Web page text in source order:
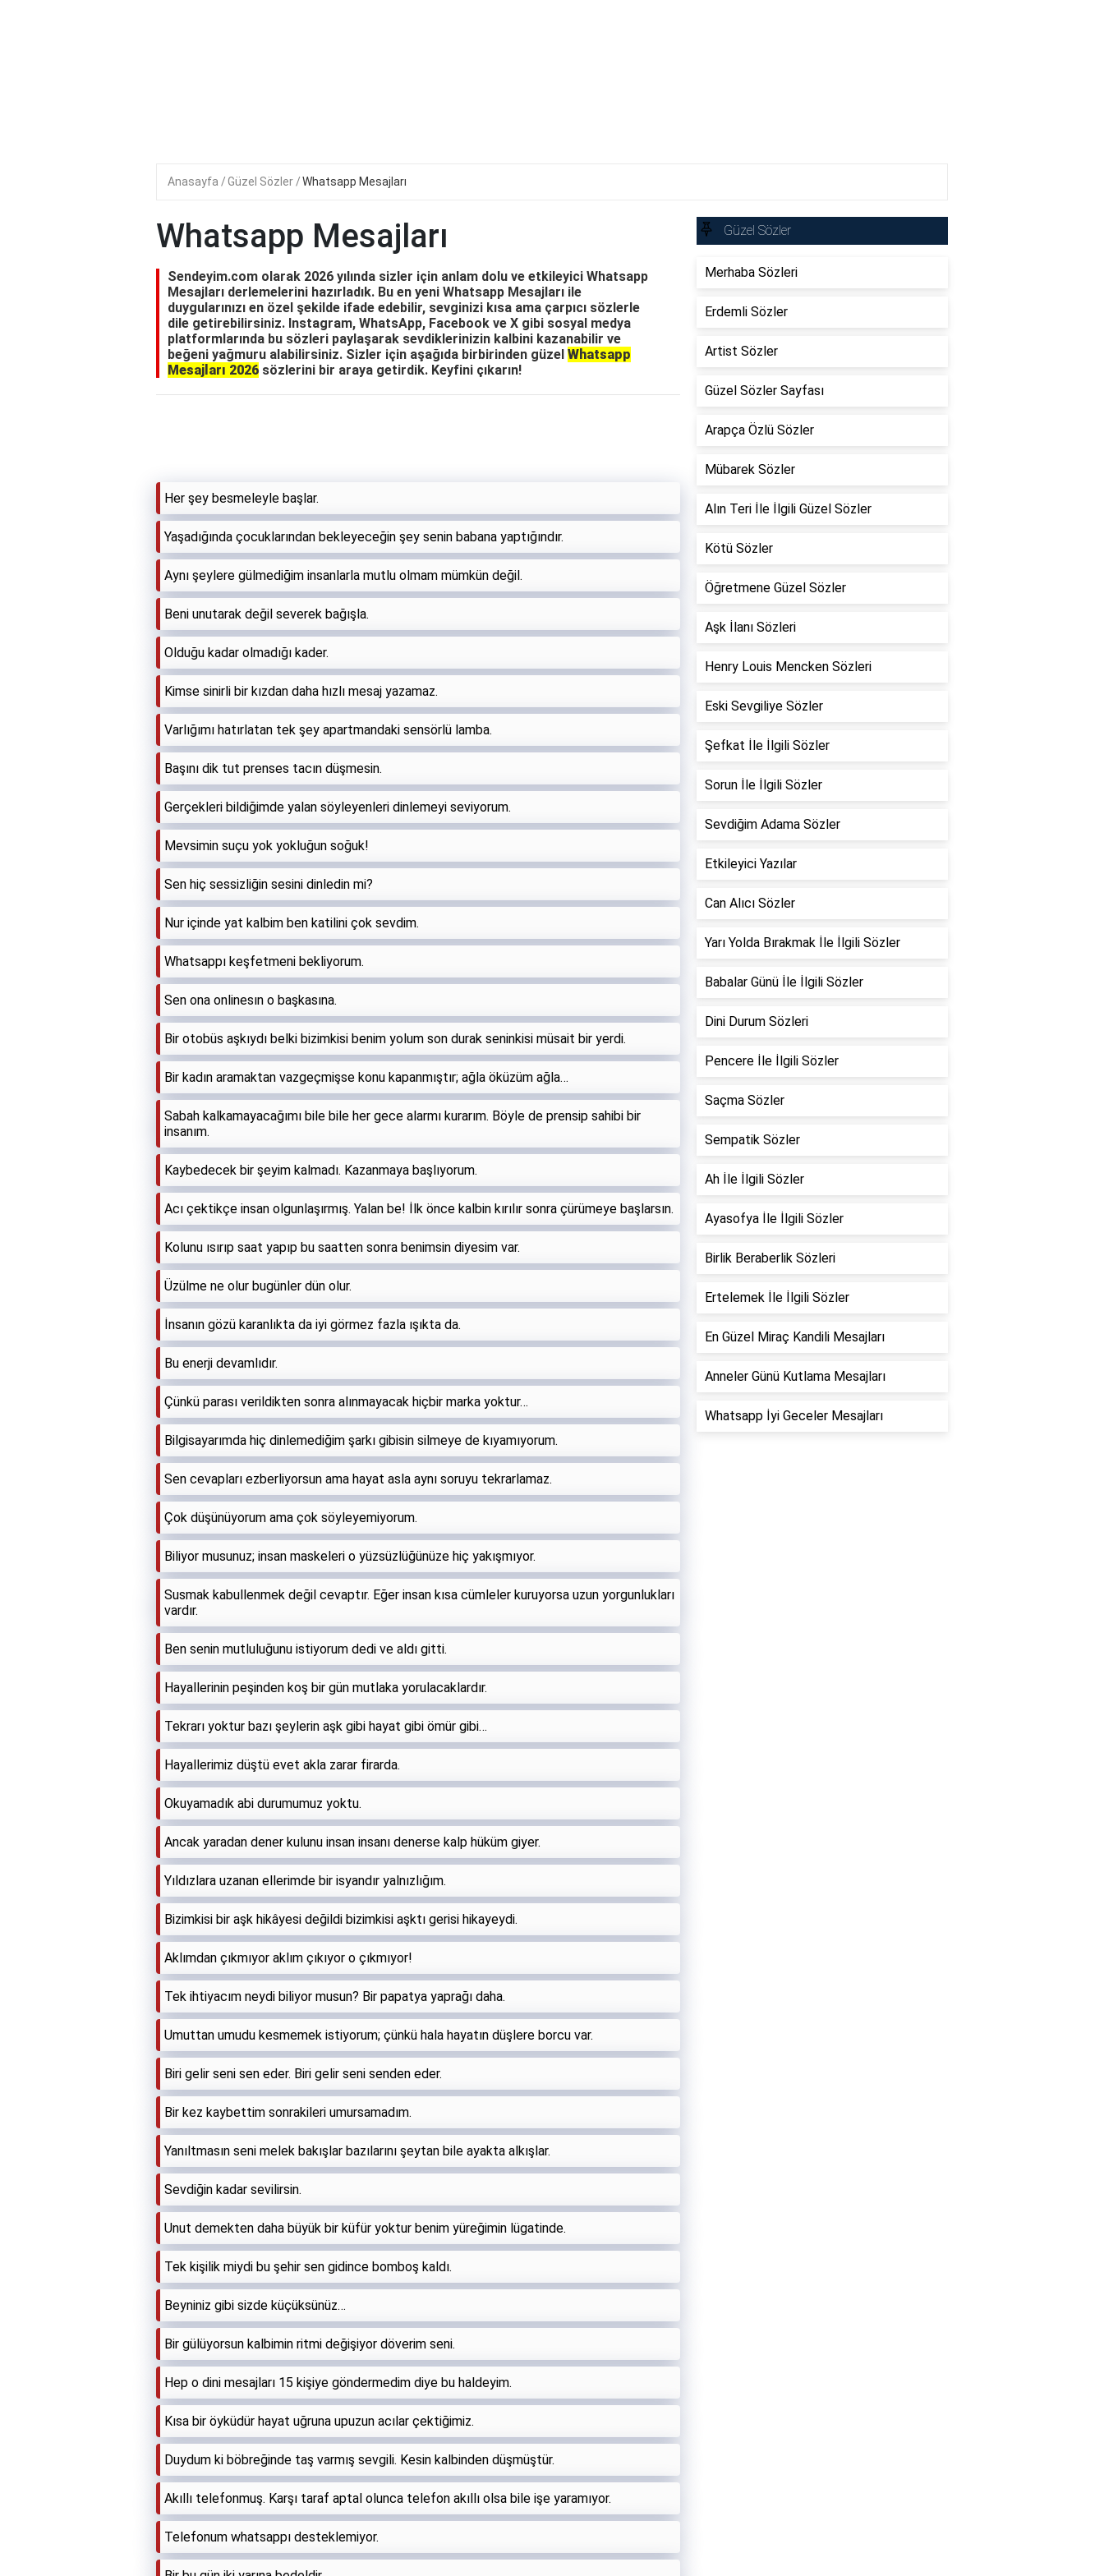
Anasayfa Güzel Sözler Whatsapp Mesajları
Whatsapp Mesajları
Sendeyim.com olarak 2026 yılında sizler için anlam dolu ve etkileyici Whatsapp
Mesajları derlemelerini hazırladık. Bu en yeni Whatsapp Mesajları ile
duygularınızı en özel şekilde ifade edebilir, sevginizi kısa ama çarpıcı sözlerle
dile getirebilirsiniz. Instagram, WhatsApp, Facebook ve X gibi sosyal medya
platformlarında bu sözleri paylaşarak sevdiklerinizin kalbini kazanabilir ve
beğeni yağmuru alabilirsiniz. Sizler için aşağıda birbirinden güzel Whatsapp
Mesajları 2026 sözlerini bir araya getirdik. Keyfini çıkarın!
Her şey besmeleyle başlar.
Yaşadığında çocuklarından bekleyeceğin şey senin babana yaptığındır.
Aynı şeylere gülmediğim insanlarla mutlu olmam mümkün değil.
Beni unutarak değil severek bağışla.
Olduğu kadar olmadığı kader.
Kimse sinirli bir kızdan daha hızlı mesaj yazamaz.
Varlığımı hatırlatan tek şey apartmandaki sensörlü lamba.
Başını dik tut prenses tacın düşmesin.
Gerçekleri bildiğimde yalan söyleyenleri dinlemeyi seviyorum.
Mevsimin suçu yok yokluğun soğuk!
Sen hiç sessizliğin sesini dinledin mi?
Nur içinde yat kalbim ben katilini çok sevdim.
Whatsappı keşfetmeni bekliyorum.
Sen ona onlinesın o başkasına.
Bir otobüs aşkıydı belki bizimkisi benim yolum son durak seninkisi müsait bir yerdi.
Bir kadın aramaktan vazgeçmişse konu kapanmıştır; ağla öküzüm ağla…
Sabah kalkamayacağımı bile bile her gece alarmı kurarım. Böyle de prensip sahibi bir
insanım.
Kaybedecek bir şeyim kalmadı. Kazanmaya başlıyorum.
Acı çektikçe insan olgunlaşırmış. Yalan be! İlk önce kalbin kırılır sonra çürümeye başlarsın.
Kolunu ısırıp saat yapıp bu saatten sonra benimsin diyesim var.
Üzülme ne olur bugünler dün olur.
İnsanın gözü karanlıkta da iyi görmez fazla ışıkta da.
Bu enerji devamlıdır.
Çünkü parası verildikten sonra alınmayacak hiçbir marka yoktur…
Bilgisayarımda hiç dinlemediğim şarkı gibisin silmeye de kıyamıyorum.
Sen cevapları ezberliyorsun ama hayat asla aynı soruyu tekrarlamaz.
Çok düşünüyorum ama çok söyleyemiyorum.
Biliyor musunuz; insan maskeleri o yüzsüzlüğünüze hiç yakışmıyor.
Susmak kabullenmek değil cevaptır. Eğer insan kısa cümleler kuruyorsa uzun yorgunlukları
vardır.
Ben senin mutluluğunu istiyorum dedi ve aldı gitti.
Hayallerinin peşinden koş bir gün mutlaka yorulacaklardır.
Tekrarı yoktur bazı şeylerin aşk gibi hayat gibi ömür gibi…
Hayallerimiz düştü evet akla zarar firarda.
Okuyamadık abi durumumuz yoktu.
Ancak yaradan dener kulunu insan insanı denerse kalp hüküm giyer.
Yıldızlara uzanan ellerimde bir isyandır yalnızlığım.
Bizimkisi bir aşk hikâyesi değildi bizimkisi aşktı gerisi hikayeydi.
Aklımdan çıkmıyor aklım çıkıyor o çıkmıyor!
Tek ihtiyacım neydi biliyor musun? Bir papatya yaprağı daha.
Umuttan umudu kesmemek istiyorum; çünkü hala hayatın düşlere borcu var.
Biri gelir seni sen eder. Biri gelir seni senden eder.
Bir kez kaybettim sonrakileri umursamadım.
Yanıltmasın seni melek bakışlar bazılarını şeytan bile ayakta alkışlar.
Sevdiğin kadar sevilirsin.
Unut demekten daha büyük bir küfür yoktur benim yüreğimin lügatinde.
Tek kişilik miydi bu şehir sen gidince bomboş kaldı.
Beyniniz gibi sizde küçüksünüz…
Bir gülüyorsun kalbimin ritmi değişiyor döverim seni.
Hep o dini mesajları 15 kişiye göndermedim diye bu haldeyim.
Kısa bir öyküdür hayat uğruna upuzun acılar çektiğimiz.
Duydum ki böbreğinde taş varmış sevgili. Kesin kalbinden düşmüştür.
Akıllı telefonmuş. Karşı taraf aptal olunca telefon akıllı olsa bile işe yaramıyor.
Telefonum whatsappı desteklemiyor.
Güzel Sözler
Merhaba Sözleri
Erdemli Sözler
Artist Sözler
Güzel Sözler Sayfası
Arapça Özlü Sözler
Mübarek Sözler
Alın Teri İle İlgili Güzel Sözler
Kötü Sözler
Öğretmene Güzel Sözler
Aşk İlanı Sözleri
Henry Louis Mencken Sözleri
Eski Sevgiliye Sözler
Şefkat İle İlgili Sözler
Sorun İle İlgili Sözler
Sevdiğim Adama Sözler
Etkileyici Yazılar
Can Alıcı Sözler
Yarı Yolda Bırakmak İle İlgili Sözler
Babalar Günü İle İlgili Sözler
Dini Durum Sözleri
Pencere İle İlgili Sözler
Saçma Sözler
Sempatik Sözler
Ah İle İlgili Sözler
Ayasofya İle İlgili Sözler
Birlik Beraberlik Sözleri
Ertelemek İle İlgili Sözler
En Güzel Miraç Kandili Mesajları
Anneler Günü Kutlama Mesajları
Whatsapp İyi Geceler Mesajları